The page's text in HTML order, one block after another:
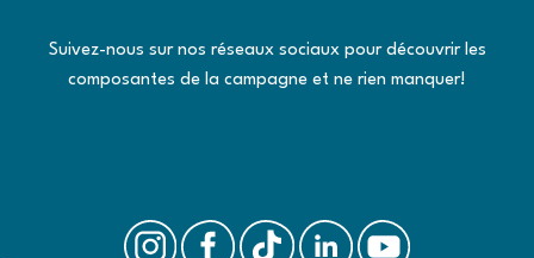
Suivez-nous sur nos réseaux sociaux pour découvrir les
composantes de la campagne et ne rien manquer!